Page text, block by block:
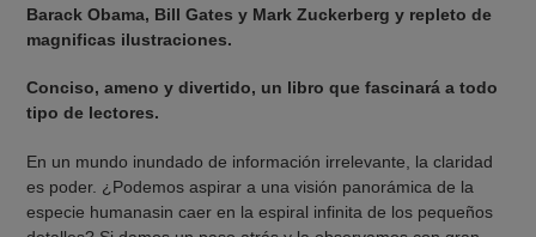
Barack Obama, Bill Gates y Mark Zuckerberg y repleto de
magnificas ilustraciones.
Conciso, ameno y divertido, un libro que fascinará a todo
tipo de lectores.
En un mundo inundado de información irrelevante, la claridad
es poder. ¿Podemos aspirar a una visión panorámica de la
especie humanasin caer en la espiral infinita de los pequeños